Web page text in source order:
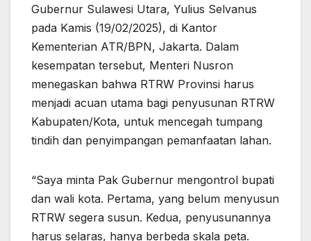
Gubernur Sulawesi Utara, Yulius Selvanus
pada Kamis (19/02/2025), di Kantor
Kementerian ATR/BPN, Jakarta. Dalam
kesempatan tersebut, Menteri Nusron
menegaskan bahwa RTRW Provinsi harus
menjadi acuan utama bagi penyusunan RTRW
Kabupaten/Kota, untuk mencegah tumpang
tindih dan penyimpangan pemanfaatan lahan.
“Saya minta Pak Gubernur mengontrol bupati
dan wali kota. Pertama, yang belum menyusun
RTRW segera susun. Kedua, penyusunannya
harus selaras, hanya berbeda skala peta.